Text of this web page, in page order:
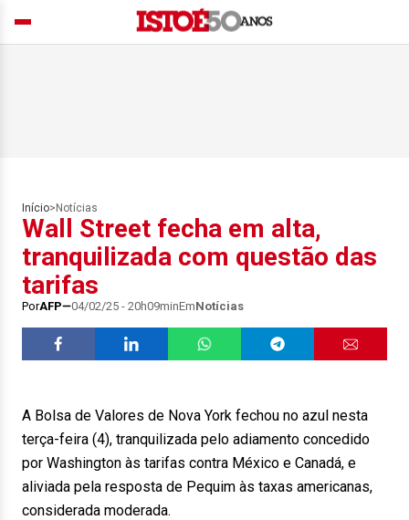
Início> Notícias
Wall Street fecha em alta,
tranquilizada com questão das
tarifas
PorAFP 04/02/25 - 20h09minEmNotícias
A Bolsa de Valores de Nova York fechou no azul nesta
terça-feira (4), tranquilizada pelo adiamento concedido
por Washington às tarifas contra México e Canadá, e
aliviada pela resposta de Pequim às taxas americanas,
considerada moderada.